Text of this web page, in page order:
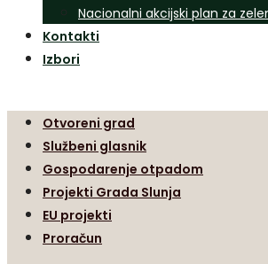
Nacionalni akcijski plan za
Kontakti
Izbori
Otvoreni grad
Službeni glasnik
Gospodarenje otpadom
Projekti Grada Slunja
EU projekti
Proračun